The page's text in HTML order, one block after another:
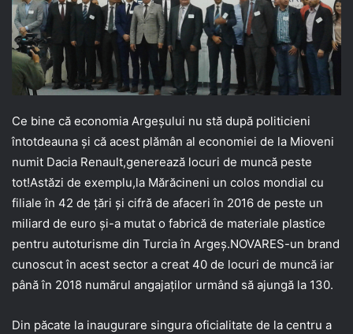
Ce bine că economia Argeșului nu stă după politicieni
întotdeauna și că acest plămân al economiei de la Mioveni
numit Dacia Renault,generează locuri de muncă peste
tot!Astăzi de exemplu,la Mărăcineni un colos mondial cu
filiale în 42 de țări și cifră de afaceri în 2016 de peste un
miliard de euro și-a mutat o fabrică de materiale plastice
pentru autoturisme din Turcia în Argeș.NOVARES-un brand
cunoscut în acest sector a creat 40 de locuri de muncă iar
până în 2018 numărul angajaților urmând să ajungă la 130.
Din păcate la inaugurare singura oficialitate de la centru a